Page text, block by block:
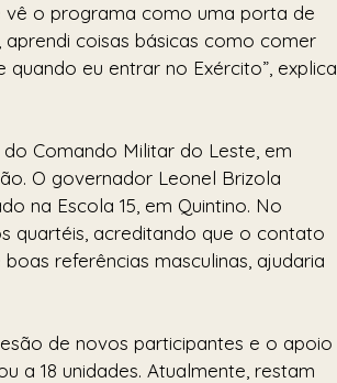
vê o programa como uma porta de
coisas básicas como comer
eu entrar no Exército”, explica
Comando Militar do Leste, em
O governador Leonel Brizola
na Escola 15, em Quintino. No
quartéis, acreditando que o contato
referências masculinas, ajudaria
de novos participantes e o apoio
a 18 unidades. Atualmente, restam